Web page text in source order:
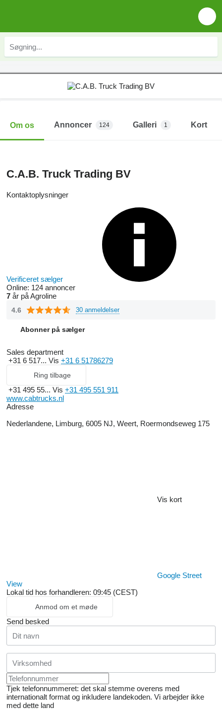
Om os Annoncer 124 Galleri 1 Kort
C.A.B. Truck Trading BV
Kontaktoplysninger
Verificeret sælger
Online: 124 annoncer
7 år på Agroline
4.6 30 anmeldelser
Abonner på sælger
Sales department
+31 6 517... Vis +31 6 51786279
Ring tilbage
+31 495 55... Vis +31 495 551 911
www.cabtrucks.nl
Adresse
Nederlandene, Limburg, 6005 NJ, Weert, Roermondseweg 175
Vis kort
Google Street
View
Lokal tid hos forhandleren: 09:45 (CEST)
Anmod om et møde
Send besked
Tjek telefonnummeret: det skal stemme overens med
internationalt format og inkludere landekoden. Vi arbejder ikke
med dette land